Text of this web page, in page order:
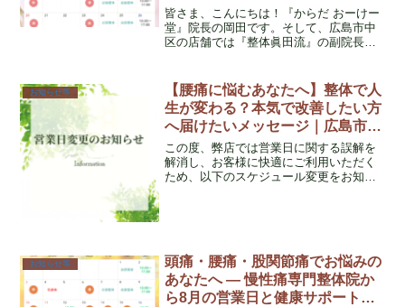
に！
皆さま、こんにちは！『からだ おーけー
堂』院長の岡田です。そして、広島市中
区の店舗では『整体眞田流』の副院長と
てきましたね。気分も前向きになりやす
いこの季節、皆さま...
お知らせ等
【腰痛に悩むあなたへ】整体で人
生が変わる？本気で改善したい方
へ届けたいメッセージ｜広島市中
区「からだ おーけー堂」
この度、弊店では営業日に関する誤解を
解消し、お客様に快適にご利用いただく
ため、以下のスケジュール変更をお知ら
お知らせ等
頭痛・腰痛・股関節痛でお悩みの
あなたへ ― 慢性痛専門整体院か
ら8月の営業日と健康サポートの